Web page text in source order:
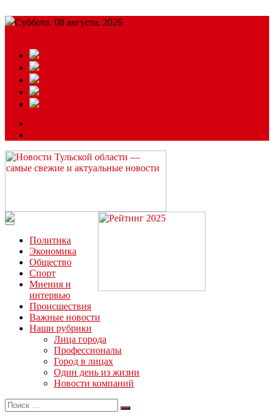
Суббота, 08 августа, 2026
Читайте последние новости дня в Тульской области на сайте
“ЗаНовомосковск”
Политика
Экономика
Общество
Спорт
Мнения и
интервью
Происшествия
Важные новости
Наши рубрики
Лица города
Профессионалы
Город в лицах
Один день из жизни
Новости компаний